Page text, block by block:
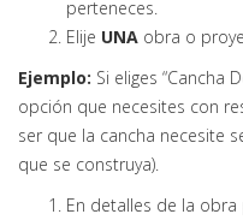
perteneces.
Elije UNA obra o
Ejemplo: Si eliges “Cancha
opción que necesites con
ser que la cancha necesite
que se construya).
En detalles de la